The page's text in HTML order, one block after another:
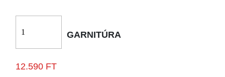
GARNITÚRA
12.590 FT